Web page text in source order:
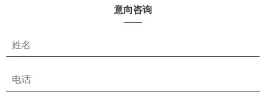
意向咨询